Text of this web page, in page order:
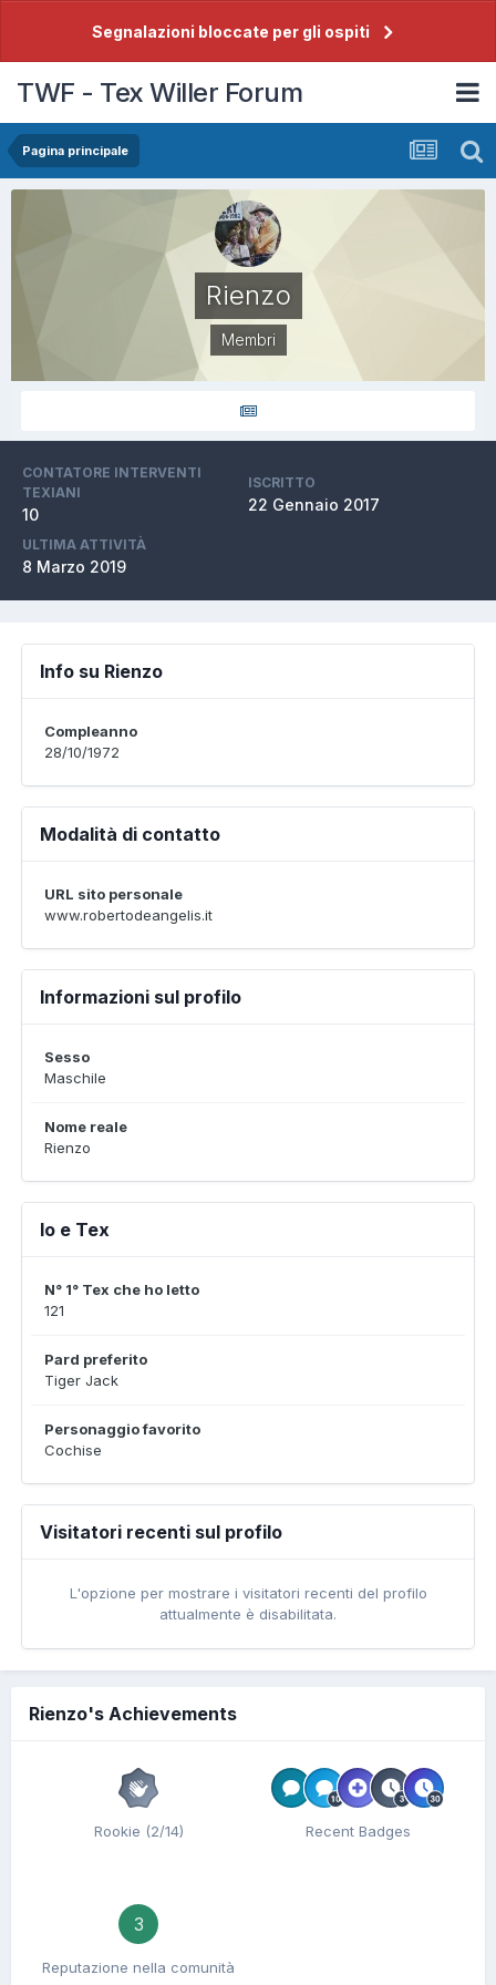
Segnalazioni bloccate per gli ospiti
TWF - Tex Willer Forum
Pagina principale
Rienzo
Membri
CONTATORE INTERVENTI
TEXIANI
10
ISCRITTO
22 Gennaio 2017
ULTIMA ATTIVITÀ
8 Marzo 2019
Info su Rienzo
Compleanno
28/10/1972
Modalità di contatto
URL sito personale
www.robertodeangelis.it
Informazioni sul profilo
Sesso
Maschile
Nome reale
Rienzo
Io e Tex
N° 1° Tex che ho letto
121
Pard preferito
Tiger Jack
Personaggio favorito
Cochise
Visitatori recenti sul profilo
L'opzione per mostrare i visitatori recenti del profilo
attualmente è disabilitata.
Rienzo's Achievements
Rookie (2/14) Recent Badges
3
Reputazione nella comunità